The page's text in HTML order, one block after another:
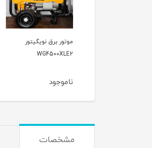
موتور برق المکس مدل
SH1200DX
ناموجود
مشخصات